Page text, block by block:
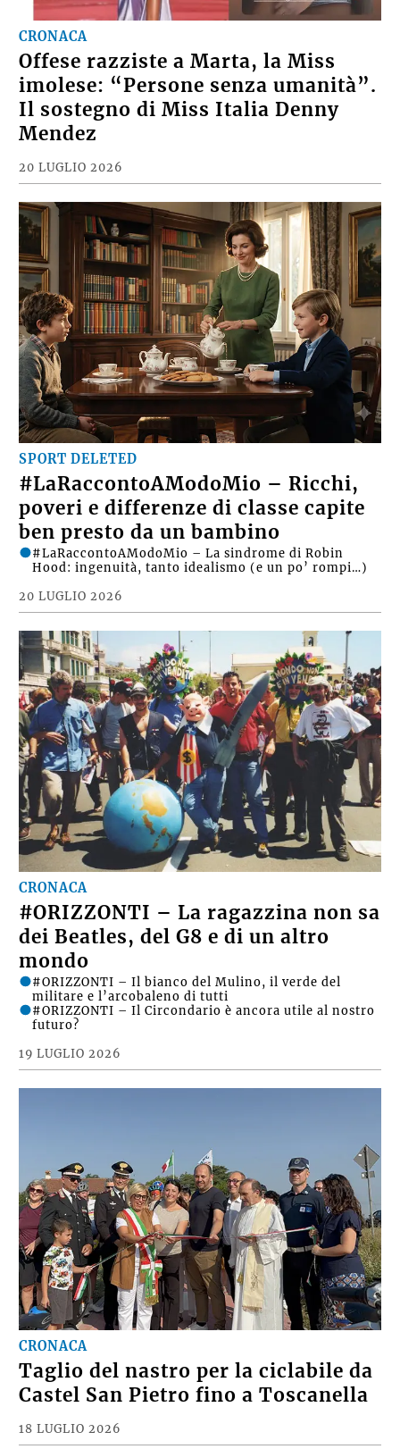
CRONACA
Offese razziste a Marta, la Miss
imolese: “Persone senza umanità”.
Il sostegno di Miss Italia Denny
Mendez
20 LUGLIO 2026
SPORT DELETED
#LaRaccontoAModoMio – Ricchi,
poveri e differenze di classe capite
ben presto da un bambino
20 LUGLIO 2026
#LaRaccontoAModoMio – La sindrome di Robin
Hood: ingenuità, tanto idealismo (e un po’ rompi…)
CRONACA
#ORIZZONTI – La ragazzina non sa
dei Beatles, del G8 e di un altro
mondo
19 LUGLIO 2026
#ORIZZONTI – Il bianco del Mulino, il verde del
militare e l’arcobaleno di tutti
#ORIZZONTI – Il Circondario è ancora utile al nostro
futuro?
CRONACA
Taglio del nastro per la ciclabile da
Castel San Pietro fino a Toscanella
18 LUGLIO 2026